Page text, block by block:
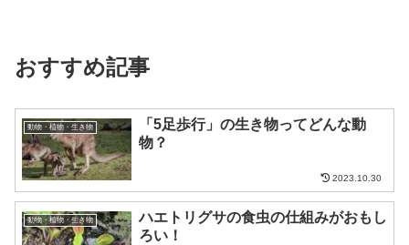
おすすめ記事
動物・植物・生き物
「5足歩行」の生き物ってどんな動
物？
2023.10.30
動物・植物・生き物
ハエトリグサの食虫の仕組みがおもし
ろい！